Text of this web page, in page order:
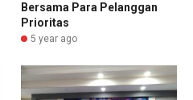
Bersama Para Pelanggan
Prioritas
5 year ago